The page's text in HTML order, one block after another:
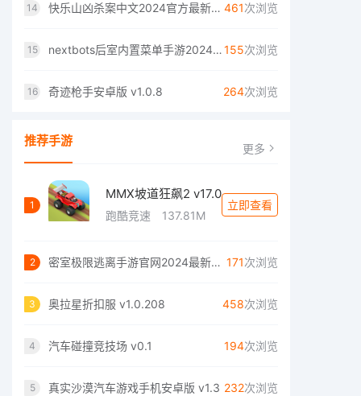
14 快乐山凶杀案中文2024官方最新版 v1 461次浏览
15 nextbots后室内置菜单手游2024官方版 v0.2 155次浏览
16 奇迹枪手安卓版 v1.0.8 264次浏览
推荐手游 更多
1
MMX坡道狂飙2 v17.0
跑酷竞速 137.81M
立即查看
2 密室极限逃离手游官网2024最新正版 v1.0 171次浏览
3 奥拉星折扣服 v1.0.208 458次浏览
4 汽车碰撞竞技场 v0.1 194次浏览
5 真实沙漠汽车游戏手机安卓版 v1.3 232次浏览